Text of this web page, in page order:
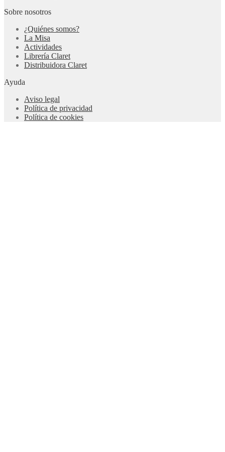
Sobre nosotros
¿Quiénes somos?
La Misa
Actividades
Librería Claret
Distribuidora Claret
Ayuda
Aviso legal
Política de privacidad
Política de cookies